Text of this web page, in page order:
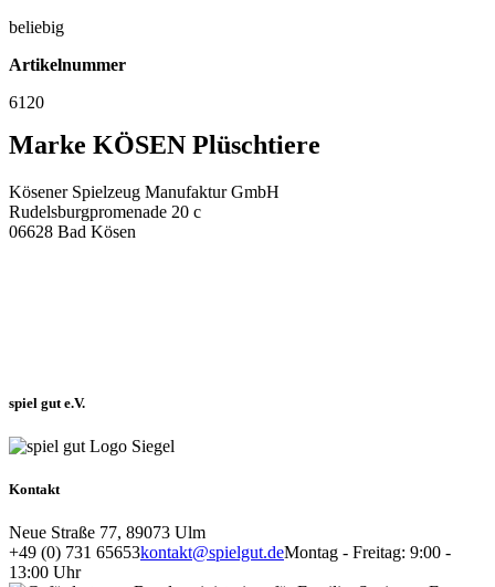
beliebig
Artikelnummer
6120
Marke KÖSEN Plüschtiere
Kösener Spielzeug Manufaktur GmbH
Rudelsburgpromenade 20 c
06628 Bad Kösen
spiel gut e.V.
Kontakt
Neue Straße 77, 89073 Ulm
+49 (0) 731 65653kontakt@spielgut.deMontag - Freitag: 9:00 -
13:00 Uhr